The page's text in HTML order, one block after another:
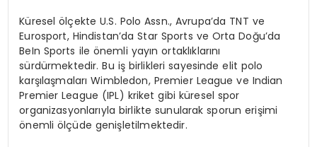
Küreselölçekte U.S. Polo Assn., Avrupa’da TNT ve
Eurosport, Hindistan’da Star Sports ve Orta Doğu’da
BeIn Sports ile önemli yayın ortaklıklarını
sürdürmektedir. Bu iş birlikleri sayesinde elit polo
karşılaşmalarıWimbledon, Premier League ve Indian
Premier League (IPL) kriket gibi küresel spor
organizasyonlarıyla birlikte sunularak sporun erişimi
önemliölçüde genişletilmektedir.